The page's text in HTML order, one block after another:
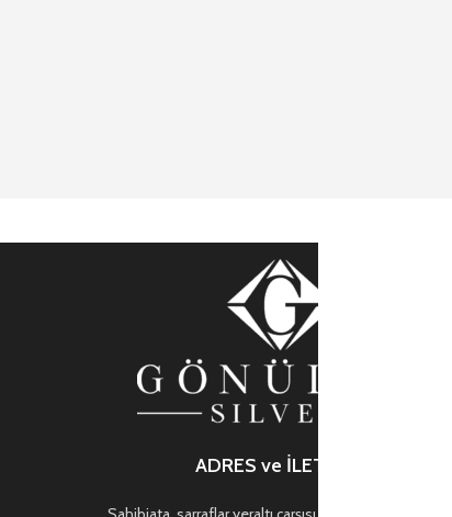
ADRES ve İLETİŞİM